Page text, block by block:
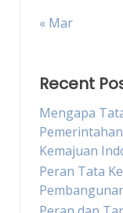
« Mar
Recent
Mengapa
Kemajuan
Peran Tata